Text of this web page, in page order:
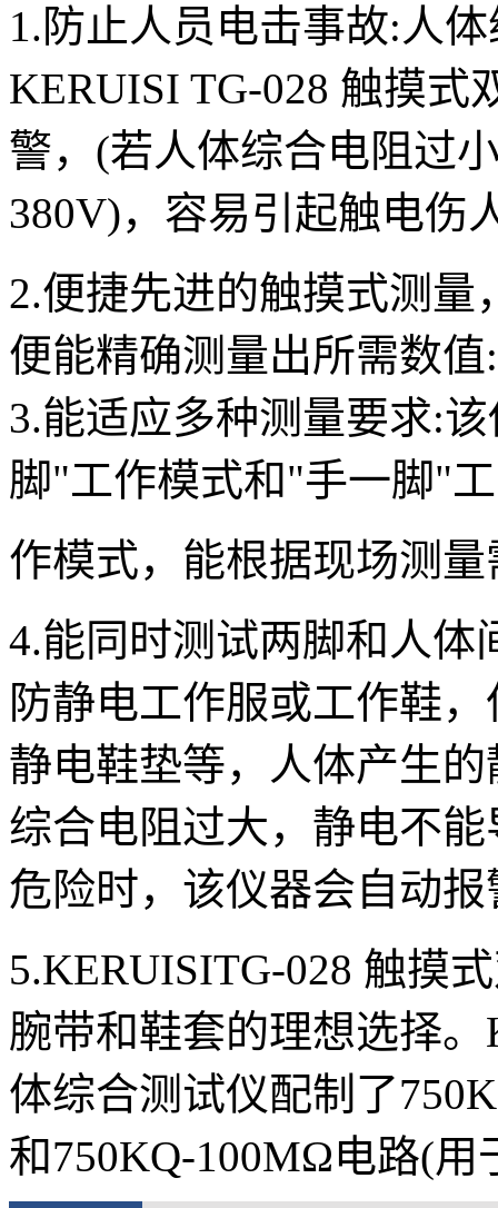
1.防止人员电击事故:人
KERUISI TG-028 触摸
警，(若人体综合电阻过
380V)，容易引起触电伤
2.便捷先进的触摸式测
便能精确测量出所需数值:
3.能适应多种测量要求:
脚"工作模式和"手一脚"工
作模式，能根据现场测
4.能同时测试两脚和人体
防静电工作服或工作鞋
静电鞋垫等，人体产生
综合电阻过大，静电不
危险时，该仪器会自动报
5.KERUISITG-028 触摸
腕带和鞋套的理想选择
体综合测试仪配制了
和750KQ-100MΩ电路(用